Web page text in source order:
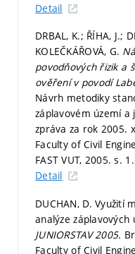
Detail
DRBAL, K.; ŘÍHA, J.;
KOLEČKÁŘOVÁ, G.
povodňových řizik a
ověření v povodí
Návrh metodiky
záplavovém území a
zpráva za rok 2005.
Faculty of Civil
FAST VUT, 2005.s. 1.
Detail
DUCHAN, D. Využití
analýze záplavových
JUNIORSTAV 2005.
Faculty of Civil